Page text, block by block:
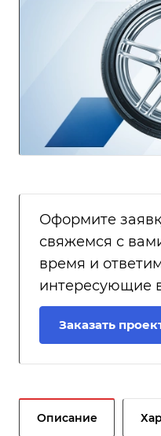
Оформите
свяжемся с
время и
интересующие
Заказать
Описание